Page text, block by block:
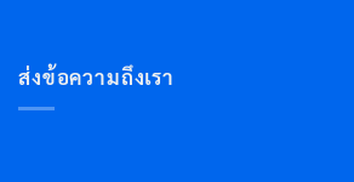
ส่งข้อความถึงเรา